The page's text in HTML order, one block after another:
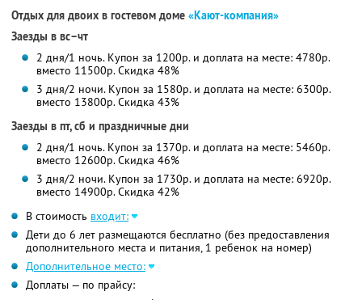
Отдых для двоих в гостевом доме «Кают-компания»
Заезды в вс–чт
2 дня/1 ночь. Купон за 1200р. и доплата на месте: 4780р.
вместо 11500р.Скидка 48%
3 дня/2 ночи. Купон за 1580р. и доплата на месте: 6300р.
вместо 13800р.Скидка 43%
Заезды в пт, сб и праздничные дни
2 дня/1 ночь. Купон за 1370р. и доплата на месте: 5460р.
вместо 12600р.Скидка 46%
3 дня/2 ночи. Купон за 1730р. и доплата на месте: 6920р.
вместо 14900р.Скидка 42%
В стоимость входит:
Дети до 6 лет размещаются бесплатно (без предоставления
дополнительного места и питания, 1 ребенок на номер)
Дополнительное место:
Доплаты — по прайсу: